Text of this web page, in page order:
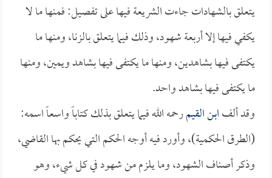
يتعلق بالشهادات جاءت الشريعة فيها على تفصيل: فمنها ما لا
يكفي فيها إلا أربعة شهود، وذلك فيما يتعلق بالزنا، ومنها ما
يكتفى فيها بشاهدين، ومنها ما يكتفى فيها بشاهد ويمين، ومنها
ما يكتفى فيها بشاهد واحد.
وقد ألفابن القيمرحمه الله فيما يتعلق بذلك كتاباً واسعاً اسمه:
(الطرق الحكمية)، وأورد فيه أوجه الحكم التي يحكم بها القاضي،
وذكر أصناف الشهود، وما يلزم من شهود في كل شيء، وهو